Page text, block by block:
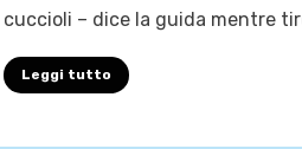
cuccioli – dice la guida mentre
Leggi tutto